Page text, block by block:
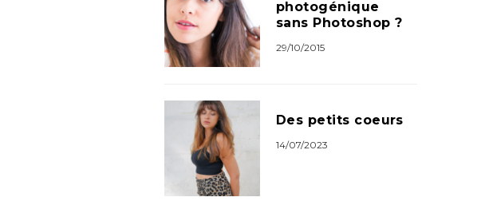
photogénique
sans Photoshop ?
29/10/2015
Des petits coeurs
14/07/2023